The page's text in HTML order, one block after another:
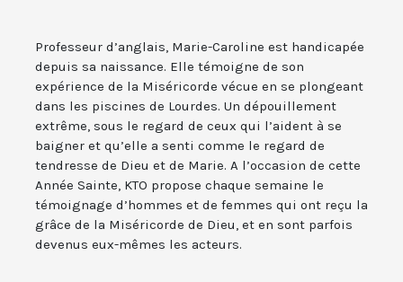
Professeur d’anglais, Marie-Caroline est handicapée
depuis sa naissance. Elle témoigne de son
expérience de la Miséricorde vécue en se plongeant
dans les piscines de Lourdes. Un dépouillement
extrême, sous le regard de ceux qui l’aident à se
baigner et qu’elle a senti comme le regard de
tendresse de Dieu et de Marie. A l’occasion de cette
Année Sainte, KTO propose chaque semaine le
témoignage d’hommes et de femmes qui ont reçu la
grâce de la Miséricorde de Dieu, et en sont parfois
devenus eux-mêmes les acteurs.